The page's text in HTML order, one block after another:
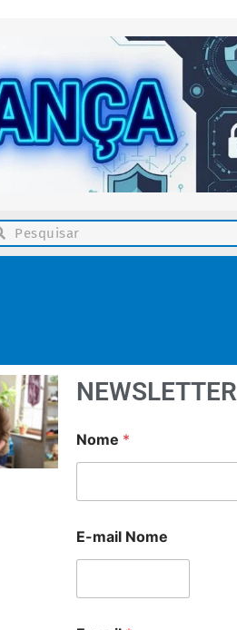
NEWSLETTER
Nome *
E-mail Nome